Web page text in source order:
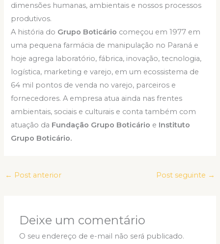
dimensões humanas, ambientais e nossos processos
produtivos.
A história do Grupo Boticário começou em 1977 em
uma pequena farmácia de manipulação no Paraná e
hoje agrega laboratório, fábrica, inovação, tecnologia,
logística, marketing e varejo, em um ecossistema de
64 mil pontos de venda no varejo, parceiros e
fornecedores. A empresa atua ainda nas frentes
ambientais, sociais e culturais e conta também com
atuação da Fundação Grupo Boticário e Instituto
Grupo Boticário.
← Post anterior Post seguinte →
Deixe um comentário
O seu endereço de e-mail não será publicado.